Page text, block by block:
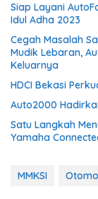
Siap Layani
Cegah Masalah
Mudik Lebaran,
Keluarnya
HDCI Bekasi
Auto2000
Satu Langkah
Yamaha
MMKSI